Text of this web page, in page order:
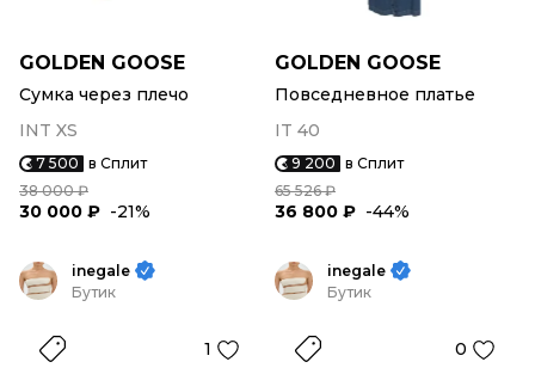
GOLDEN GOOSE
Сумка через плечо
INT XS
7 500 в Сплит
38 000 ₽
30 000 ₽ -21%
GOLDEN GOOSE
Повседневное платье
IT 40
9 200 в Сплит
65 526 ₽
36 800 ₽ -44%
inegale
Бутик
1
inegale
Бутик
0